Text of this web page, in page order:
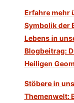
Erfahre mehr
Symbolik der
Lebens in
Blogbeitrag:
Heiligen
Stöbere in
Themenwelt: